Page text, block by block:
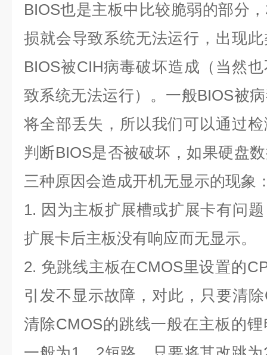
BIOS也是主板中比较脆弱的部分
损就会导致系统无法运行，出现
BIOS被CIH病毒破坏造成（当然
致系统无法运行）。一般BIOS被
将全部丢失，所以我们可以通过
判断BIOS是否被破坏，如果硬盘
三种原因会造成开机无显示的现象
1. 因为主板扩展槽或扩展卡有问
扩展卡后主板没有响应而无显示。
2. 免跳线主板在CMOS里设置的
引发不显示故障，对此，只要清除
清除CMOS的跳线一般在主板的